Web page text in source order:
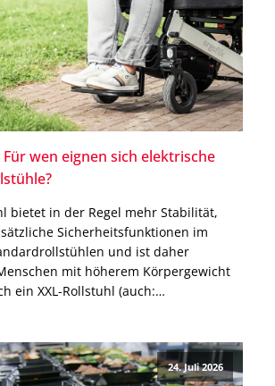
Für wen eignen sich elektrische
bietet in der Regel mehr Stabilität,
Sicherheitsfunktionen im
und ist daher
mit höherem Körpergewicht
ein XXL-Rollstuhl (auch:
oder Menschen mit einem allgemein
[…]
24. Juli 2026